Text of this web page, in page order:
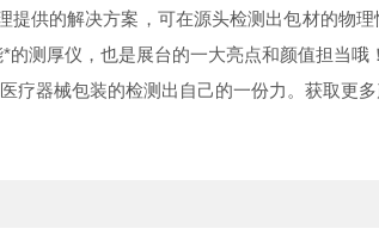
供的解决方案，可在源头检测出包材的物
测厚仪，也是展台的一大亮点和颜值担当哦！
器械包装的检测出自己的一份力。获取更